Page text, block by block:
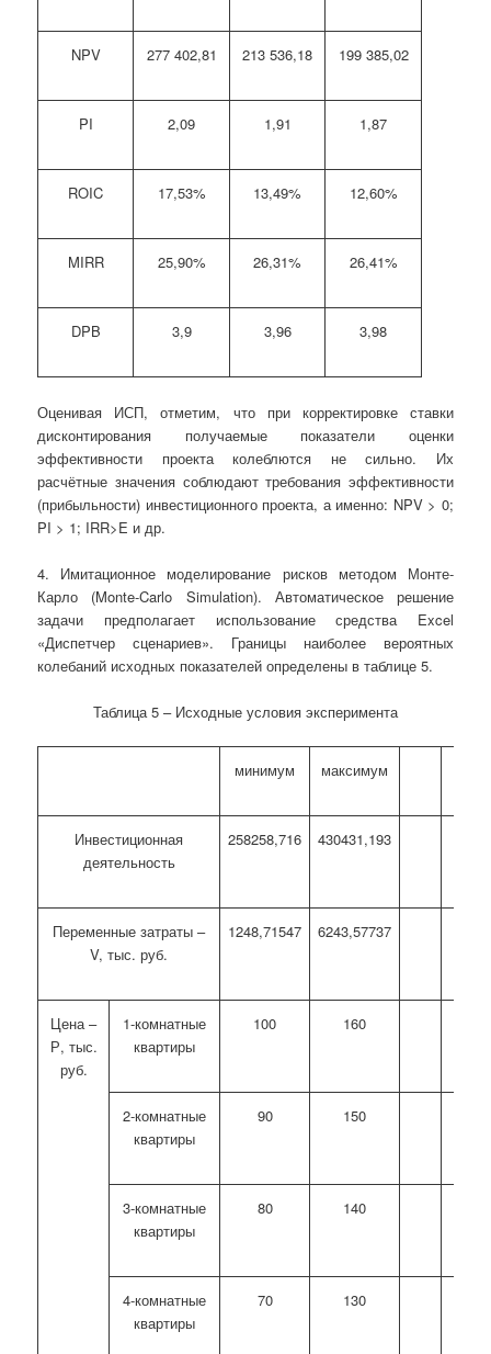
NPV 277 402,81 213 536,18 199 385,02
PI 2,09 1,91 1,87
ROIC 17,53% 13,49% 12,60%
MIRR 25,90% 26,31% 26,41%
DPB 3,9 3,96 3,98
Оценивая ИСП, отметим, что при корректировке ставки
дисконтирования получаемые показатели оценки
эффективности проекта колеблются не сильно. Их
расчётные значения соблюдают требования эффективности
(прибыльности) инвестиционного проекта, а именно: NPV > 0;
PI > 1; IRR>E и др.
4. Имитационное моделирование рисков методом Монте-
Карло (Monte-Carlo Simulation). Автоматическое решение
задачи предполагает использование средства Excel
«Диспетчер сценариев». Границы наиболее вероятных
колебаний исходных показателей определены в таблице 5.
Таблица 5 – Исходные условия эксперимента
минимум максимум
Инвестиционная
деятельность
258258,716 430431,193
Переменные затраты –
V, тыс. руб.
1248,71547 6243,57737
Цена –
Р, тыс.
руб.
1-комнатные
квартиры
100 160
2-комнатные
квартиры
90 150
3-комнатные
квартиры
80 140
4-комнатные
квартиры
70 130